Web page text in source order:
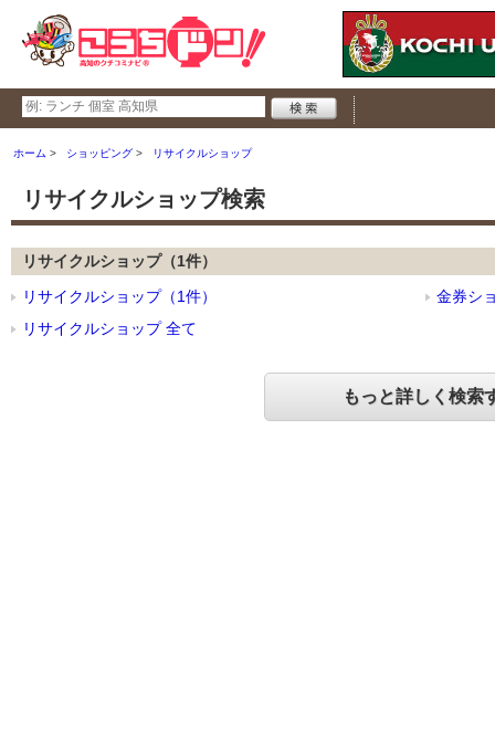
ホーム ショッピング リサイクルショップ
リサイクルショップ検索
リサイクルショップ（1件）
リサイクルショップ（1件）
金券シ
リサイクルショップ 全て
もっと詳しく検索